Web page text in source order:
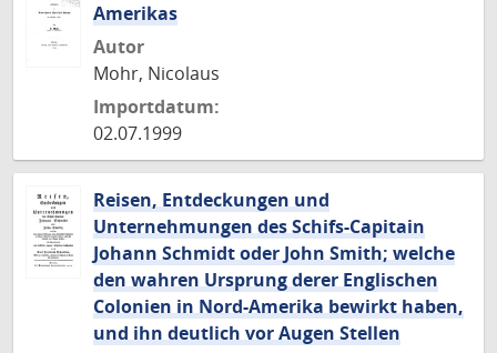
Amerikas
Autor
Mohr, Nicolaus
Importdatum:
02.07.1999
Reisen, Entdeckungen und
Unternehmungen des Schifs-Capitain
Johann Schmidt oder John Smith; welche
den wahren Ursprung derer Englischen
Colonien in Nord-Amerika bewirkt haben,
und ihn deutlich vor Augen Stellen